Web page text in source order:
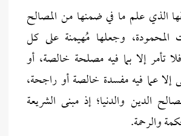
الذي علم ما في ضمنها من ‌المصالح
المحمودة، وجعلها مُهيمنة على كل
تأمر إلا بما فيه ‌مصلحة خالصة، أو
إلا عما فيه مفسدة خالصة أو ‌راجحة،
الدين والدنيا؛ إذ مبنى الشريعة
والرحمة.